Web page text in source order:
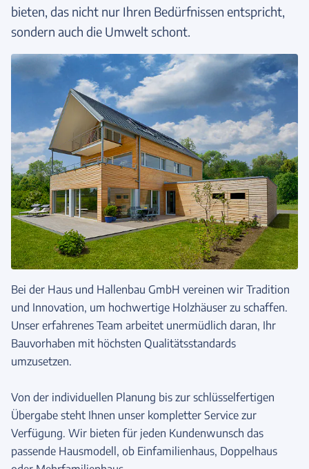
bieten, das nicht nur Ihren Bedürfnissen entspricht,
sondern auch die Umwelt schont.
Bei der Haus und Hallenbau GmbH vereinen wir Tradition
und Innovation, um hochwertige Holzhäuser zu schaffen.
Unser erfahrenes Team arbeitet unermüdlich daran, Ihr
Bauvorhaben mit höchsten Qualitätsstandards
umzusetzen.
Von der individuellen Planung bis zur schlüsselfertigen
Übergabe steht Ihnen unser kompletter Service zur
Verfügung. Wir bieten für jeden Kundenwunsch das
passende Hausmodell, ob Einfamilienhaus, Doppelhaus